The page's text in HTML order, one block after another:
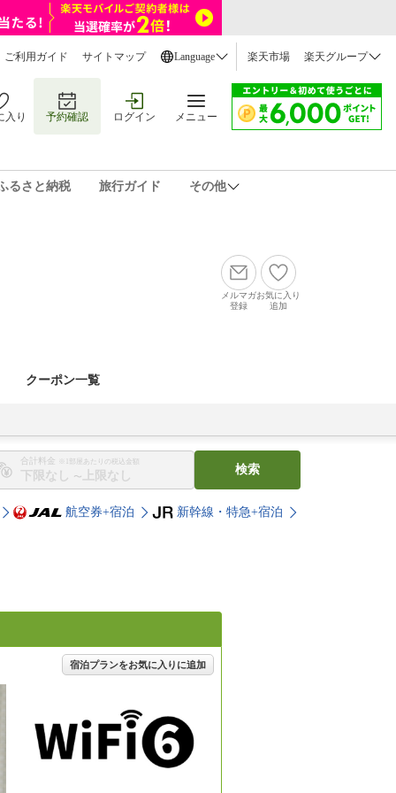
ご利用ガイド サイトマップ Language 楽天市場 楽天グループ
入り 予約確認 ログイン メニュー
るさと納税 旅行ガイド その他
メルマガ
登録
お気に入り
追加
クーポン一覧
合計料金 ※1部屋あたりの税込金額
〜
検索
航空券+宿泊 新幹線・特急+宿泊
宿泊プランをお気に入りに追加